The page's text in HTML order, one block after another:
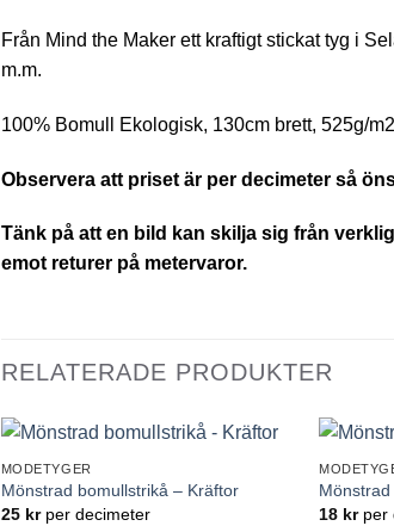
Från Mind the Maker ett kraftigt stickat tyg i
m.m.
100% Bomull Ekologisk, 130cm brett, 525g/
Observera att priset är per decimeter så
Tänk på att en bild kan skilja sig från
emot returer på metervaror.
RELATERADE PRODUKTER
Lägg till
önskelistan
MODETYGER
Mönstrad bomullstrikå – Kräftor
25 kr per decimeter
18 kr per